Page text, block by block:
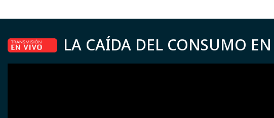
LA CAÍDA DEL CONSUMO